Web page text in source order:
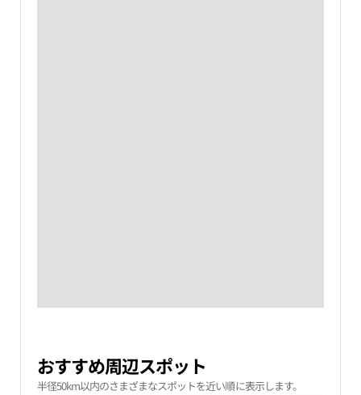
おすすめ周辺スポット
半径50km以内のさまざまなスポットを近い順に表示します。